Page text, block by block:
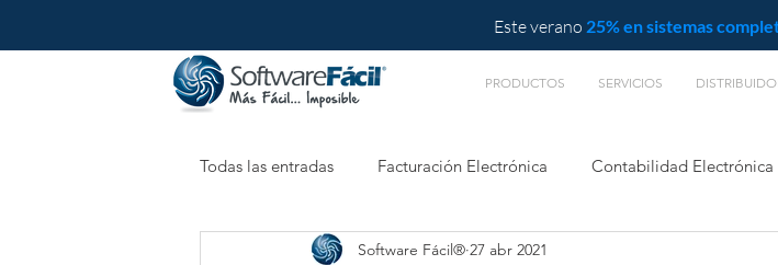
Este verano 25% en sistemas
PRODUCTOS SERVICIOS
Todas las entradas Facturación Electrónica Contabilidad Electrónica
Retenciones Electrónicas XML
Software Fácil® 27 abr 2021